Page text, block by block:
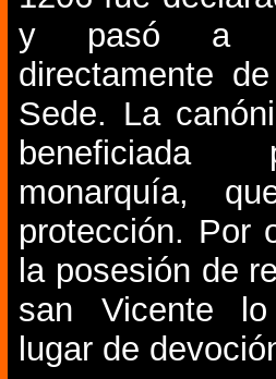
y pasó a
directamente
Sede. La
monarquía,
protección. Por
la posesión de
san Vicente
lugar de